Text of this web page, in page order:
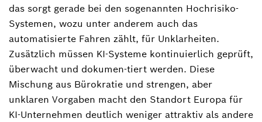
das sorgt gerade bei den sogenannten Hochrisiko-
Systemen, wozu unter anderem auch das
automatisierte Fahren zählt, für Unklarheiten.
Zusätzlich müssen KI-Systeme kontinuierlich geprüft,
überwacht und dokumen-tiert werden. Diese
Mischung aus Bürokratie und strengen, aber
unklaren Vorgaben macht den Standort Europa für
KI-Unternehmen deutlich weniger attraktiv als andere